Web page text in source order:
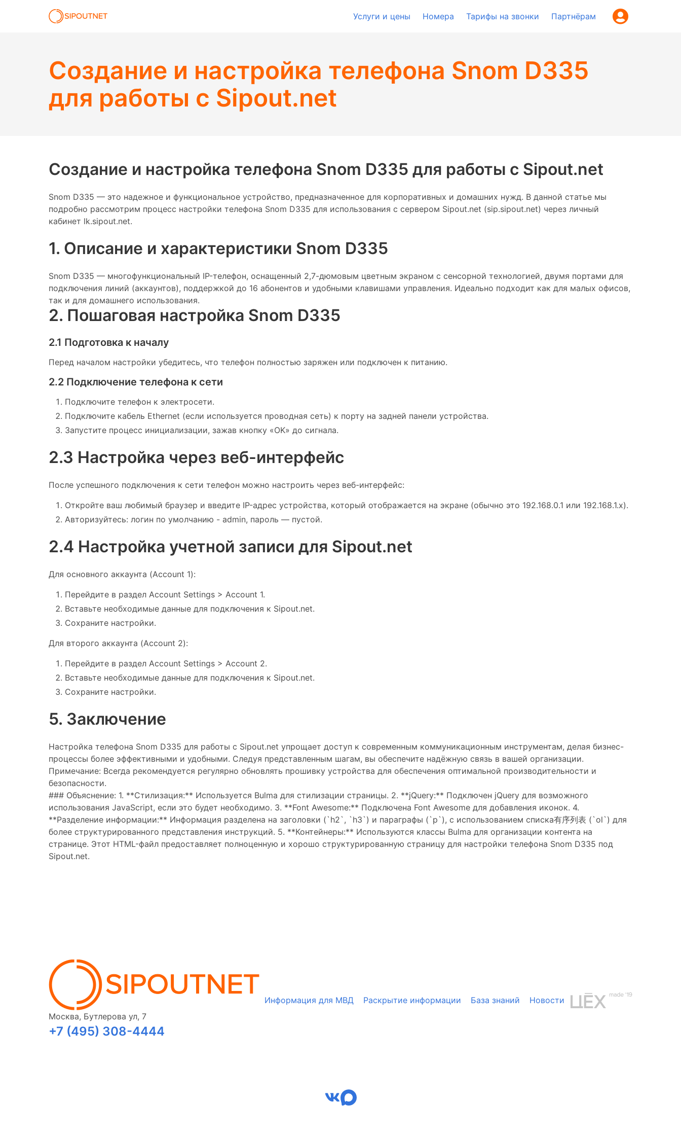
Услуги и цены Номера Тарифы на звонки Партнёрам
Создание и настройка телефона Snom D335
для работы с Sipout.net
Создание и настройка телефона Snom D335 для работы с Sipout.net
Snom D335 — это надежное и функциональное устройство, предназначенное для корпоративных и домашних нужд. В данной статье мы
подробно рассмотрим процесс настройки телефона Snom D335 для использования с сервером Sipout.net (sip.sipout.net) через личный
кабинет lk.sipout.net.
1. Описание и характеристики Snom D335
Snom D335 — многофункциональный IP-телефон, оснащенный 2,7-дюмовым цветным экраном с сенсорной технологией, двумя портами для
подключения линий (аккаунтов), поддержкой до 16 абонентов и удобными клавишами управления. Идеально подходит как для малых офисов,
так и для домашнего использования.
2. Пошаговая настройка Snom D335
2.1 Подготовка к началу
Перед началом настройки убедитесь, что телефон полностью заряжен или подключен к питанию.
2.2 Подключение телефона к сети
Подключите телефон к электросети.
Подключите кабель Ethernet (если используется проводная сеть) к порту на задней панели устройства.
Запустите процесс инициализации, зажав кнопку «OK» до сигнала.
2.3 Настройка через веб-интерфейс
После успешного подключения к сети телефон можно настроить через веб-интерфейс:
Откройте ваш любимый браузер и введите IP-адрес устройства, который отображается на экране (обычно это 192.168.0.1 или 192.168.1.x).
Авторизуйтесь: логин по умолчанию - admin, пароль — пустой.
2.4 Настройка учетной записи для Sipout.net
Для основного аккаунта (Account 1):
Перейдите в раздел Account Settings > Account 1.
Вставьте необходимые данные для подключения к Sipout.net.
Сохраните настройки.
Для второго аккаунта (Account 2):
Перейдите в раздел Account Settings > Account 2.
Вставьте необходимые данные для подключения к Sipout.net.
Сохраните настройки.
5. Заключение
Настройка телефона Snom D335 для работы с Sipout.net упрощает доступ к современным коммуникационным инструментам, делая бизнес-
процессы более эффективными и удобными. Следуя представленным шагам, вы обеспечите надёжную связь в вашей организации.
Примечание: Всегда рекомендуется регулярно обновлять прошивку устройства для обеспечения оптимальной производительности и
безопасности.
### Объяснение: 1. **Стилизация:** Используется Bulma для стилизации страницы. 2. **jQuery:** Подключен jQuery для возможного
использования JavaScript, если это будет необходимо. 3. **Font Awesome:** Подключена Font Awesome для добавления иконок. 4.
**Разделение информации:** Информация разделена на заголовки (`h2`, `h3`) и параграфы (`p`), с использованием списка有序列表 (`ol`) для
более структурированного представления инструкций. 5. **Контейнеры:** Используются классы Bulma для организации контента на
странице. Этот HTML-файл предоставляет полноценную и хорошо структурированную страницу для настройки телефона Snom D335 под
Sipout.net.
Москва, Бутлерова ул, 7
+7 (495) 308-4444
Информация для МВД Раскрытие информации База знаний Новости